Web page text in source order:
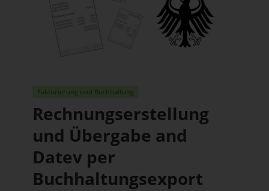
Fakturierung und Buchhaltung
Rechnungserstellung
und Übergabe and
Datev per
Buchhaltungsexport